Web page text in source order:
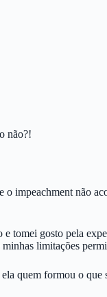
não?!
impeachment não
tomei gosto pela
limitações
quem formou o que